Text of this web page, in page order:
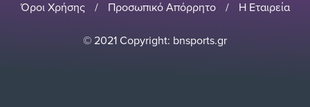
Όροι Χρήσης / Προσωπικό Απόρρητο / Η Εταιρεία
© 2021 Copyright: bnsports.gr